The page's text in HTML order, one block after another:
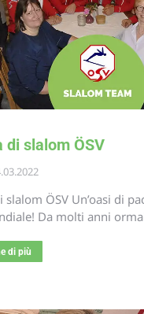
di slalom ÖSV
slalom ÖSV Un’oasi di
Da molti anni
di più